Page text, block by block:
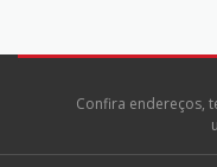
Confira endereços,